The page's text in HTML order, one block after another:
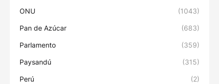
ONU (1043)
Pan de Azúcar (683)
Parlamento (359)
Paysandú (315)
Perú (2)